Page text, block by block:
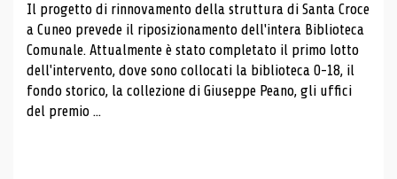
Il progetto di rinnovamento della struttura di Santa Croce
a Cuneo prevede il riposizionamento dell'intera Biblioteca
Comunale. Attualmente è stato completato il primo lotto
dell'intervento, dove sono collocati la biblioteca 0-18, il
fondo storico, la collezione di Giuseppe Peano, gli uffici
del premio ...